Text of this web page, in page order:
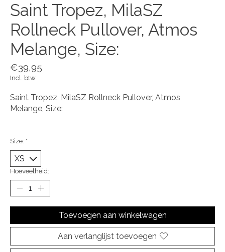
Saint Tropez, MilaSZ
Rollneck Pullover, Atmos
Melange, Size:
€39,95
Incl. btw
Saint Tropez, MilaSZ Rollneck Pullover, Atmos
Melange, Size:
Size: *
Hoeveelheid:
Toevoegen aan winkelwagen
Aan verlanglijst toevoegen